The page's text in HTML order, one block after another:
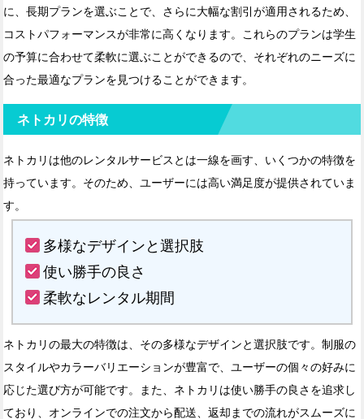
に、長期プランを選ぶことで、さらに大幅な割引が適用されるため、
コストパフォーマンスが非常に高くなります。これらのプランは学生
の予算に合わせて柔軟に選ぶことができるので、それぞれのニーズに
合った最適なプランを見つけることができます。
ネトカリの特徴
ネトカリは他のレンタルサービスとは一線を画す、いくつかの特徴を
持っています。そのため、ユーザーには高い満足度が提供されていま
す。
多様なデザインと選択肢
使い勝手の良さ
柔軟なレンタル期間
ネトカリの最大の特徴は、その多様なデザインと選択肢です。制服の
スタイルやカラーバリエーションが豊富で、ユーザーの個々の好みに
応じた選び方が可能です。また、ネトカリは使い勝手の良さを追求し
ており、オンラインでの注文から配送、返却までの流れがスムーズに